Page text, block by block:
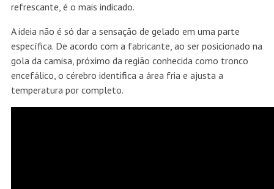
refrescante, é o mais indicado.
A ideia não é só dar a sensação de gelado em uma parte
específica. De acordo com a fabricante, ao ser posicionado na
gola da camisa, próximo da região conhecida como tronco
encefálico, o cérebro identifica a área fria e ajusta a
temperatura por completo.